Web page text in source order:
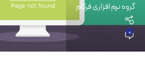
گروه نرم افزاری فرکام
0